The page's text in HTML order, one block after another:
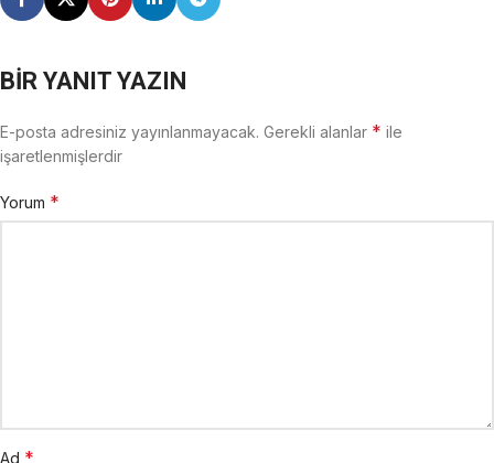
BIR YANIT YAZIN
E-posta adresiniz yayınlanmayacak. Gerekli alanlar * ile
işaretlenmişlerdir
Yorum *
Ad *